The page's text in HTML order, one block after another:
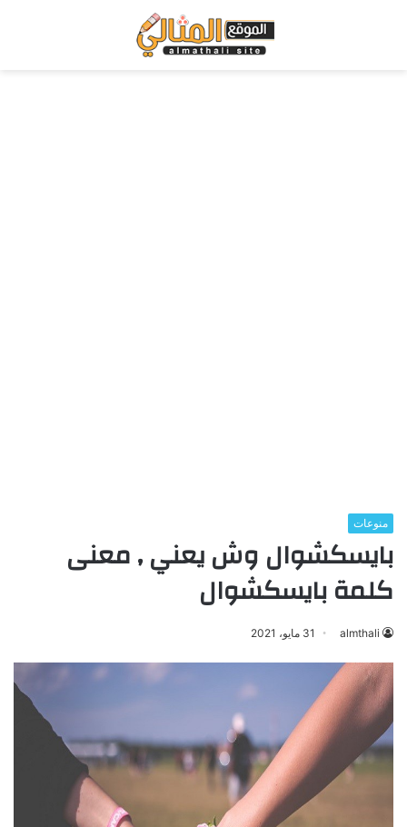
منوعات
بايسكشوال وش يعني , معنى
كلمة بايسكشوال
almthali 31 مايو، 2021